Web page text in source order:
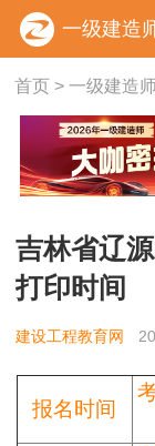
一级建造
首页> 一级建造
吉林省辽
打印时间
建设工程教育网
报名时间